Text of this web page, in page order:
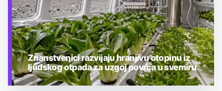
Znanstvenici razvijaju hranjivu otopinu iz
ljudskog otpada za uzgoj povrća u svemiru